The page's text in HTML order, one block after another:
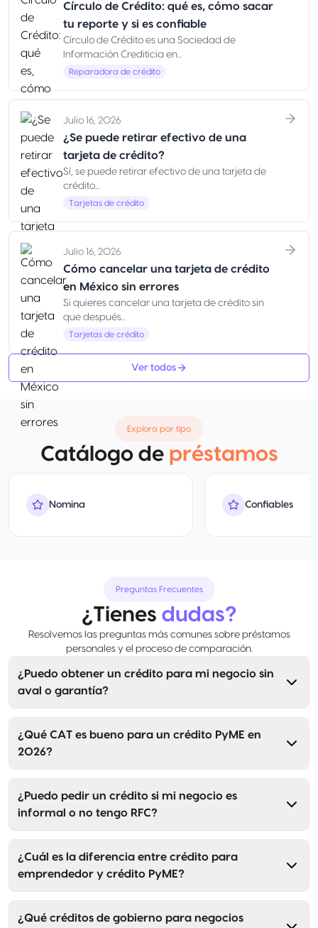
Círculo de Crédito: qué es, cómo sacar
tu reporte y si es confiable
Círculo de Crédito es una Sociedad de
Información Crediticia en...
Reparadora de crédito
Julio 16, 2026
¿Se puede retirar efectivo de una
tarjeta de crédito?
Sí, se puede retirar efectivo de una tarjeta de
crédito...
Tarjetas de crédito
Julio 16, 2026
Cómo cancelar una tarjeta de crédito
en México sin errores
Si quieres cancelar una tarjeta de crédito sin
que después...
Tarjetas de crédito
Ver todos
Explora por tipo
Catálogo de préstamos
Nomina Confiables
Preguntas Frecuentes
¿Tienes dudas?
Resolvemos las preguntas más comunes sobre préstamos
personales y el proceso de comparación.
¿Puedo obtener un crédito para mi negocio sin
aval o garantía?
¿Qué CAT es bueno para un crédito PyME en
2026?
¿Puedo pedir un crédito si mi negocio es
informal o no tengo RFC?
¿Cuál es la diferencia entre crédito para
emprendedor y crédito PyME?
¿Qué créditos de gobierno para negocios